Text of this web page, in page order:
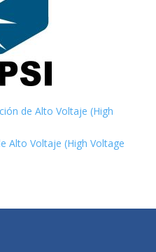
de Alto Voltaje (High
Alto Voltaje (High Voltage